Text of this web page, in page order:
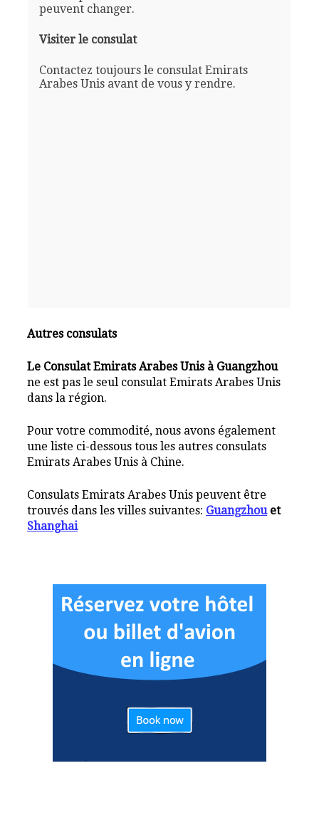
peuvent changer.
Visiter le consulat
Contactez toujours le consulat Emirats
Arabes Unis avant de vous y rendre.
Autres consulats
Le Consulat Emirats Arabes Unis à Guangzhou
ne est pas le seul consulat Emirats Arabes Unis
dans la région.
Pour votre commodité, nous avons également
une liste ci-dessous tous les autres consulats
Emirats Arabes Unis à Chine.
Consulats Emirats Arabes Unis peuvent être
trouvés dans les villes suivantes: Guangzhouet
Shanghai